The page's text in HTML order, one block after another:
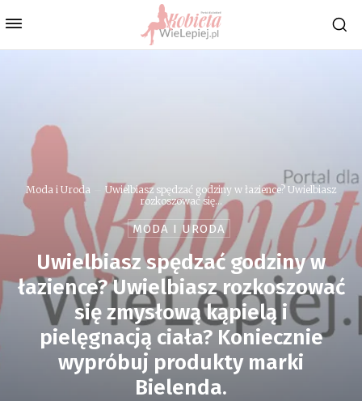
Moda i Uroda
Uwielbiasz spędzać godziny w łazience? Uwielbiasz
rozkoszować się...
MODA I URODA
Uwielbiasz spędzać godziny w
łazience? Uwielbiasz rozkoszować
się zmysłową kąpielą i
pielęgnacją ciała? Koniecznie
wypróbuj produkty marki
Bielenda.